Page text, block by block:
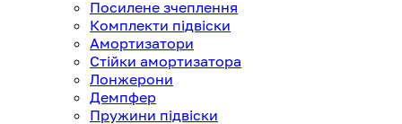
Посилене зчеплення
Комплекти підвіски
Амортизатори
Стійки амортизатора
Лонжерони
Демпфер
Пружини підвіски